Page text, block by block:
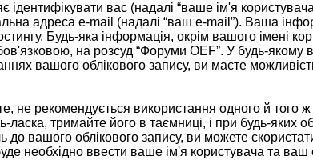
вас (надалі “ваше ім'я
адреса e-mail (надалі “ваш e-mail”). Ваша
Будь-яка інформація, окрім вашого імені
на розсуд “Форуми OEF”. У будь-
вашого облікового запису, ви маєте
рекомендується використання одного й того
тримайте його в таємниці, і при будь-яких
вашого облікового запису, ви можете
необхідно ввести ваше ім'я користувача та